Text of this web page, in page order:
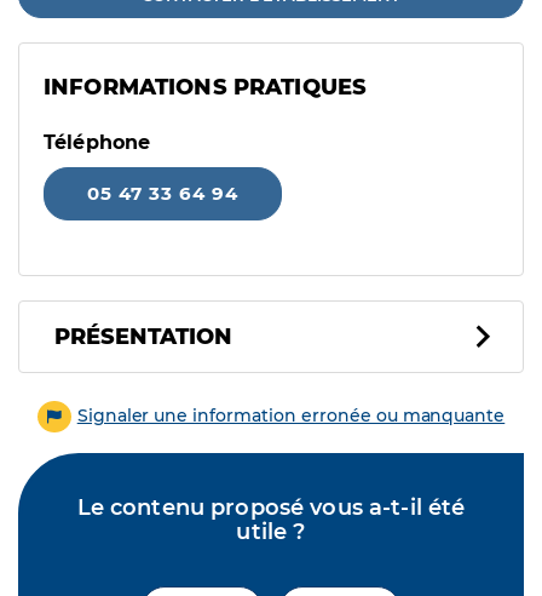
INFORMATIONS PRATIQUES
Téléphone
05 47 33 64 94
PRÉSENTATION
Signaler une information erronée ou manquante
Le contenu proposé vous a-t-il été
utile ?